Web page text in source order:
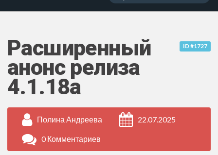
ID #1727
Расширенный
анонс релиза
4.1.18a
Полина Андреева 22.07.2025
0 Комментариев